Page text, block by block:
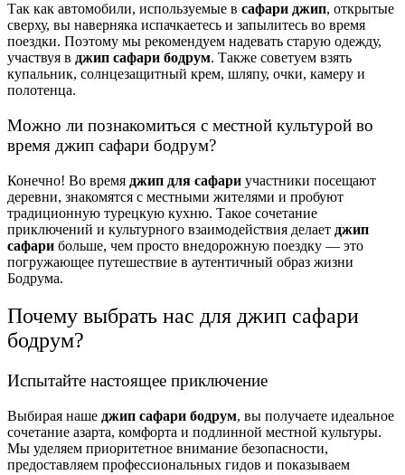
Так как автомобили, используемые в сафари джип, открытые
сверху, вы наверняка испачкаетесь и запылитесь во время
поездки. Поэтому мы рекомендуем надевать старую одежду,
участвуя в джип сафари бодрум. Также советуем взять
купальник, солнцезащитный крем, шляпу, очки, камеру и
полотенца.
Можно ли познакомиться с местной культурой во
время джип сафари бодрум?
Конечно! Во время джип для сафари участники посещают
деревни, знакомятся с местными жителями и пробуют
традиционную турецкую кухню. Такое сочетание
приключений и культурного взаимодействия делает джип
сафари больше, чем просто внедорожную поездку — это
погружающее путешествие в аутентичный образ жизни
Бодрума.
Почему выбрать нас для джип сафари
бодрум?
Испытайте настоящее приключение
Выбирая наше джип сафари бодрум, вы получаете идеальное
сочетание азарта, комфорта и подлинной местной культуры.
Мы уделяем приоритетное внимание безопасности,
предоставляем профессиональных гидов и показываем